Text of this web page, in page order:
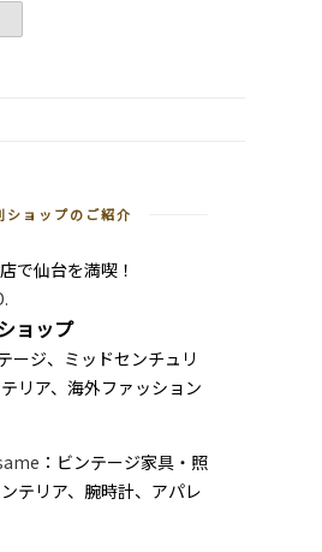
ショップのご紹介
で仙台を満喫！
ョップ
ージ、ミッドセンチュリ
リア、海外ファッション
：ビンテージ家具・照
テリア、腕時計、アパレ